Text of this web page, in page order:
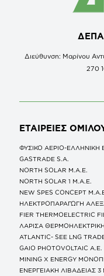
Διεύθυνση: Μαρίνου
270
ΕΤΑΙΡΕΙΕΣ
ΦΥΣΙΚΟ ΑΕΡΙΟ-ΕΛΛΗΝΙΚΗ
GASTRADE S.A.
NORTH SOLAR M.Α.Ε.
NORTH SOLAR 1 M.Α.Ε.
NEW SPES CONCEPT
ΗΛΕΚΤΡΟΠΑΡΑΓΩΓΗ
FIER THERMOELECTRIC
ΛΑΡΙΣΑ
ATLANTIC- SEE LNG
GAIO PHOTOVOLTAIC Α.Ε.
MINING X ENERGY
ΕΝΕΡΓΕΙΑΚΗ ΛΙΒΑΔΕΙΑΣ